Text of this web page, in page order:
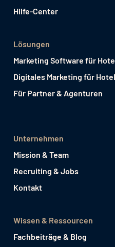
Hilfe-Center
Lösungen
Marketing Software für
Digitales Marketing für
Für Partner & Agenturen
Unternehmen
Mission & Team
Recruiting & Jobs
Kontakt
Wissen & Ressourcen
Fachbeiträge & Blog